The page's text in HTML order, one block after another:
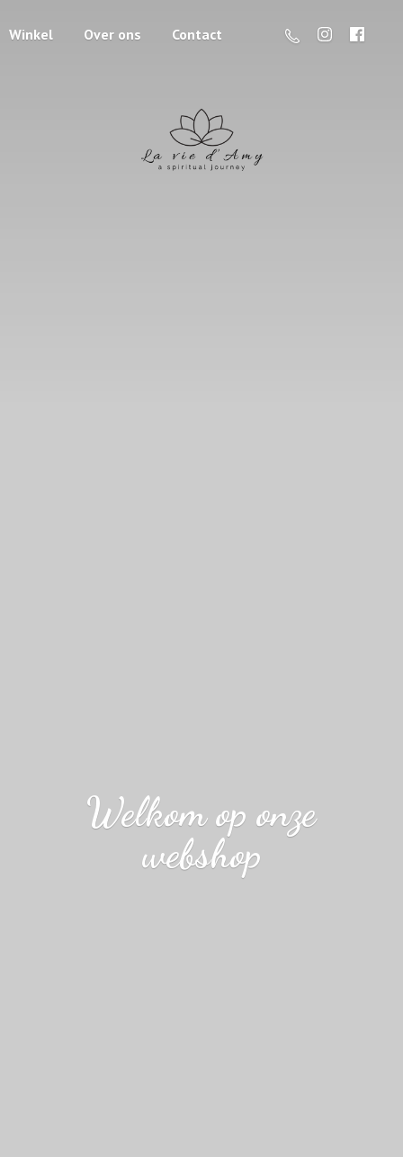
Winkel Over ons Contact
Welkom oponze
webshop